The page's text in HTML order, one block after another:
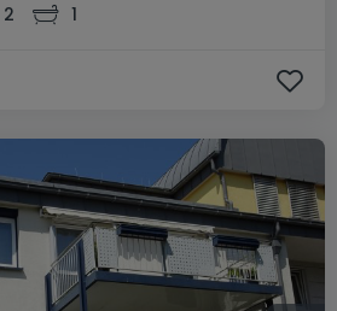
2 1